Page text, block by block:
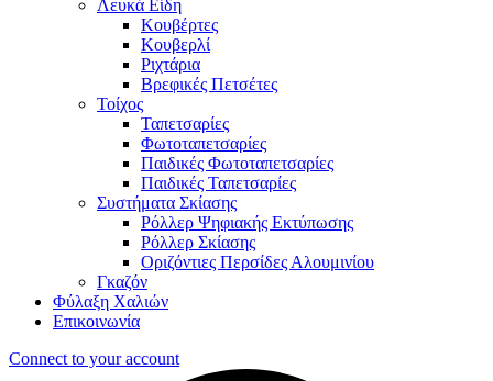
Λευκά Είδη
Κουβέρτες
Κουβερλί
Ριχτάρια
Βρεφικές Πετσέτες
Τοίχος
Ταπετσαρίες
Φωτοταπετσαρίες
Παιδικές Φωτοταπετσαρίες
Παιδικές Ταπετσαρίες
Συστήματα Σκίασης
Ρόλλερ Ψηφιακής Εκτύπωσης
Ρόλλερ Σκίασης
Οριζόντιες Περσίδες Αλουμινίου
Γκαζόν
Φύλαξη Χαλιών
Επικοινωνία
Connect to your account